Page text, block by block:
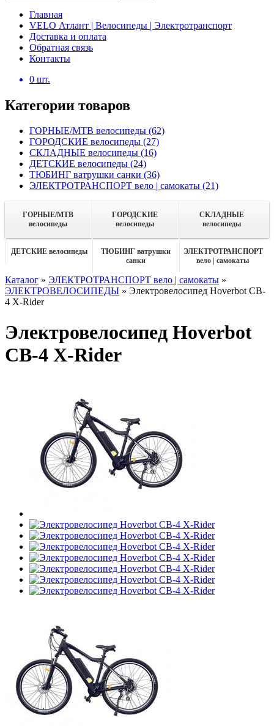
Главная
VELO Атлант | Велосипеды | Электротранспорт
Доставка и оплата
Обратная связь
Контакты
0 шт.
Категории товаров
ГОРНЫЕ/MTB велосипеды (62)
ГОРОДСКИЕ велосипеды (27)
СКЛАДНЫЕ велосипеды (16)
ДЕТСКИЕ велосипеды (24)
ТЮБИНГ ватрушки санки (36)
ЭЛЕКТРОТРАНСПОРТ вело | самокаты (21)
ГОРНЫЕ/MTB
велосипеды
ГОРОДСКИЕ
велосипеды
СКЛАДНЫЕ
велосипеды
ДЕТСКИЕ велосипеды
ТЮБИНГ ватрушки
санки
ЭЛЕКТРОТРАНСПОРТ
вело | самокаты
Каталог » ЭЛЕКТРОТРАНСПОРТ вело | самокаты »
ЭЛЕКТРОВЕЛОСИПЕДЫ » Электровелосипед Hoverbot CB-
4 X-Rider
Электровелосипед Hoverbot
CB-4 X-Rider